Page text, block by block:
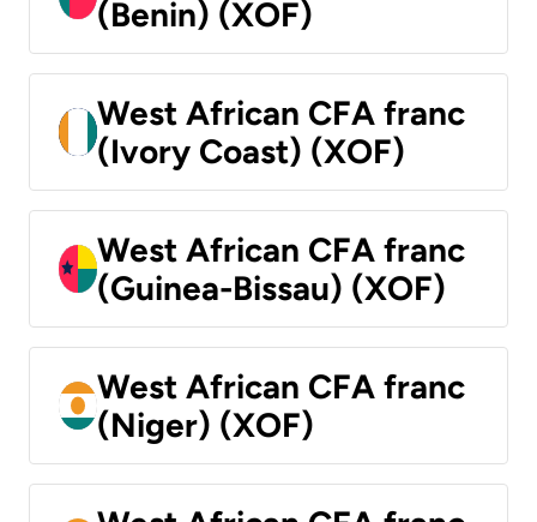
(Benin) (XOF)
West African CFA franc
(Ivory Coast) (XOF)
West African CFA franc
(Guinea-Bissau) (XOF)
West African CFA franc
(Niger) (XOF)